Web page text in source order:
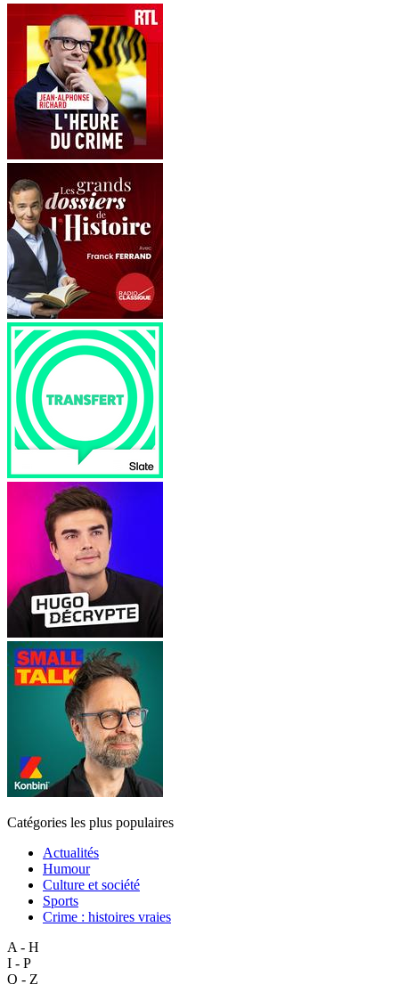
Catégories les plus populaires
Actualités
Humour
Culture et société
Sports
Crime : histoires vraies
A - H
I - P
Q - Z